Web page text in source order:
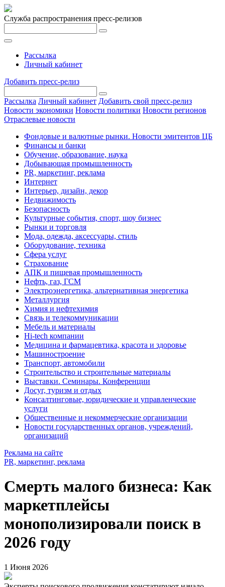
Служба распространения пресс-релизов
Рассылка
Личный кабинет
Добавить пресс-релиз
Рассылка Личный кабинет Добавить свой пресс-релиз
Новости экономики Новости политики Новости регионов
Отраслевые новости
Фондовые и валютные рынки. Новости эмитентов ЦБ
Финансы и банки
Обучение, образование, наука
Добывающая промышленность
PR, маркетинг, реклама
Интернет
Интерьер, дизайн, декор
Недвижимость
Безопасность
Культурные события, спорт, шоу бизнес
Рынки и торговля
Мода, одежда, аксессуары, стиль
Оборудование, техника
Сфера услуг
Страхование
АПК и пищевая промышленность
Нефть, газ, ГСМ
Электроэнергетика, альтернативная энергетика
Металлургия
Химия и нефтехимия
Связь и телекоммуникации
Мебель и материалы
Hi-tech компании
Медицина и фармацевтика, красота и здоровье
Машиностроение
Транспорт, автомобили
Строительство и строительные материалы
Выставки. Семинары. Конференции
Досуг, туризм и отдых
Консалтинговые, юридические и управленческие
услуги
Общественные и некоммерческие организации
Новости государственных органов, учреждений,
организаций
Реклама на сайте
PR, маркетинг, реклама
Смерть малого бизнеса: Как
маркетплейсы
монополизировали поиск в
2026 году
1 Июня 2026